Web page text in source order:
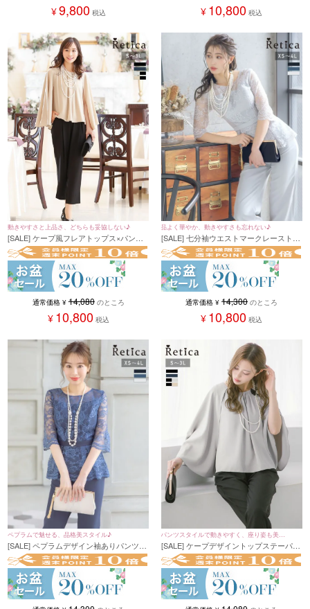
¥9,800 税込 ¥ 10,800 税込
動きやすさと上品さ、どちらも妥協しない♪
[SALE] ケープ風フレアトップス×パンツ
セットアップパーティードレス (Sサイズ
～XXLサイズ)
通常価格 ¥ 14,080 のところ
¥ 10,800 税込
品よく華やか、動きやすさも忘れない♪
[SALE] 七分袖ウエストマークレーストッ
プスパンツオールインワンパーティード
レス (XSサイズ～4Lサイズ)
通常価格 ¥ 14,300 のところ
¥ 10,800 税込
ペプラムで魅せる、品格美スタイル♪
[SALE] ペプラムデザイン袖ありパンツス
タイルオールインワンパーティードレス
(XSサイズ～4Lサイズ)
パンツスタイルで動きやすく、座り姿も美し
く♪
[SALE] ケープデザイントップステーパー
ドパンツセットアップパーティードレス
(Sサイズ～XXLサイズ)